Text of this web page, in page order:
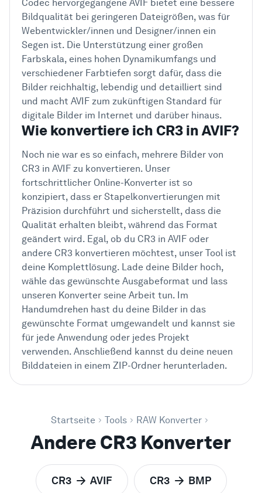
Codec hervorgegangene AVIF bietet eine bessere
Bildqualität bei geringeren Dateigrößen, was für
Webentwickler/innen und Designer/innen ein
Segen ist. Die Unterstützung einer großen
Farbskala, eines hohen Dynamikumfangs und
verschiedener Farbtiefen sorgt dafür, dass die
Bilder reichhaltig, lebendig und detailliert sind
und macht AVIF zum zukünftigen Standard für
digitale Bilder im Internet und darüber hinaus.
Wie konvertiere ich CR3 in AVIF?
Noch nie war es so einfach, mehrere Bilder von
CR3 in AVIF zu konvertieren. Unser
fortschrittlicher Online-Konverter ist so
konzipiert, dass er Stapelkonvertierungen mit
Präzision durchführt und sicherstellt, dass die
Qualität erhalten bleibt, während das Format
geändert wird. Egal, ob du CR3 in AVIF oder
andere CR3 konvertieren möchtest, unser Tool ist
deine Komplettlösung. Lade deine Bilder hoch,
wähle das gewünschte Ausgabeformat und lass
unseren Konverter seine Arbeit tun. Im
Handumdrehen hast du deine Bilder in das
gewünschte Format umgewandelt und kannst sie
für jede Anwendung oder jedes Projekt
verwenden. Anschließend kannst du deine neuen
Bilddateien in einem ZIP-Ordner herunterladen.
Startseite Tools RAW Konverter
Andere CR3 Konverter
CR3 zuAVIF CR3 zuBMP